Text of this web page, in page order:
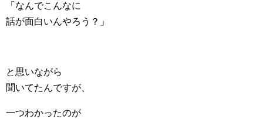
「なんでこんなに
話が面白いんやろう？」
と思いながら
聞いてたんですが、
一つわかったのが